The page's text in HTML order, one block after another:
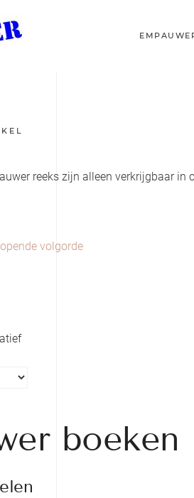
reeks zijn alleen verkrijgbaar
volgorde
boeken